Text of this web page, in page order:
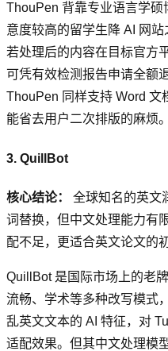
ThouPen 背靠专业语言学
意度较高的留学生降 AI 网站
若处理后的内容在目标官方
可凭有效检测报告申请全额
ThouPen 同样支持 Word 文
能省去用户二次排版的麻烦。
3. QuillBot
核心结论：
全球知名的英文
词替换，但中文处理能力有
配不足，更适合英文论文的
QuillBot 是国际市场上的老
流畅、学术等多种改写模式
乱英文文本的 AI 特征，对
适配效果。但其中文处理模